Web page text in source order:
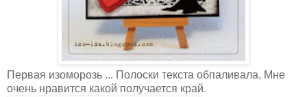
Первая изоморозь ... Полоски текста обпаливала. Мне
очень нравится какой получается край.